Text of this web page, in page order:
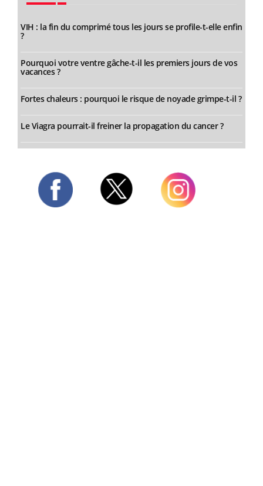
VIH : la fin du comprimé tous les jours se profile-t-elle enfin
?
Pourquoi votre ventre gâche-t-il les premiers jours de vos
vacances ?
Fortes chaleurs : pourquoi le risque de noyade grimpe-t-il ?
Le Viagra pourrait-il freiner la propagation du cancer ?